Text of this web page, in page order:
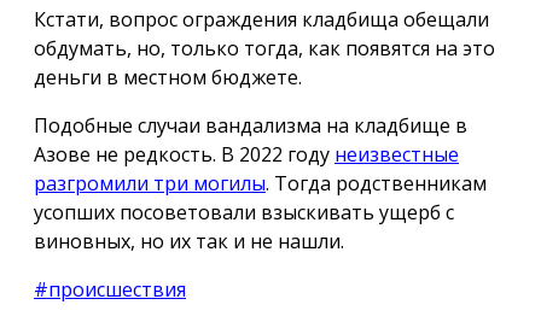
Кстати, вопрос ограждения кладбища обещали
обдумать, но, только тогда, как появятся на это
деньги в местном бюджете.
Подобные случаи вандализма на кладбище в
Азове не редкость. В 2022 году неизвестные
разгромили три могилы. Тогда родственникам
усопших посоветовали взыскивать ущерб с
виновных, но их так и не нашли.
#происшествия